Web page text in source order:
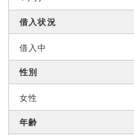
借入状況
借入中
性別
女性
年齢